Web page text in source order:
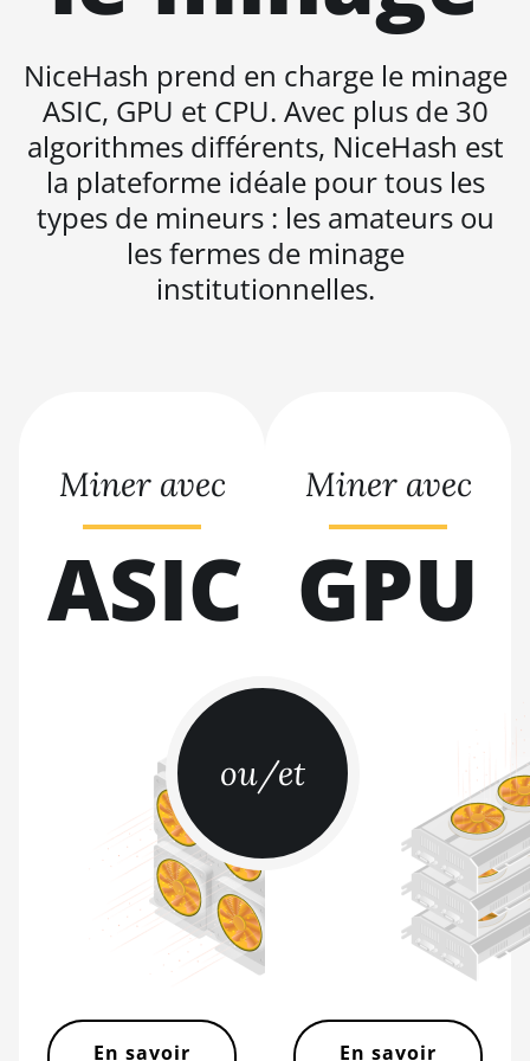
BITMAIN AntMiner S21 (200Th)
(335Th)
BITMAIN AntMiner S21
Immersion (301Th)
BITMAIN AntMiner S21 Pro
BITMAIN AntMiner S21 XP
(270Th)
BITMAIN AntMiner S21 XP Hyd
(216Th)
BITMAIN AntMiner S21+ Hyd
(319Th)
BITMAIN AntMiner S21e XP
Hyd 3U (860Th)
BITMAIN AntMiner S21j XP Hyd
(495Th/s)
BITMAIN AntMiner S9
BITMAIN AntMiner S9 SE
BITMAIN AntMiner S9i
BITMAIN AntMiner S9j
BITMAIN AntMiner S9k
NiceHash prend en charge le minage
ASIC, GPU et CPU. Avec plus de 30
algorithmes différents, NiceHash est
la plateforme idéale pour tous les
types de mineurs : les amateurs ou
les fermes de minage
institutionnelles.
ou/et
Miner avec
ASIC
En savoir
Miner avec
GPU
En savoir